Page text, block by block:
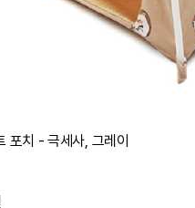
포치 - 극세사, 그레이